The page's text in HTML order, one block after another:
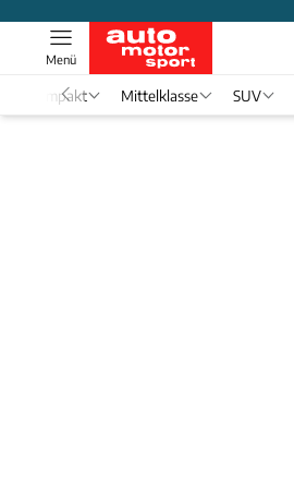
Menü
Kompakt Mittelklasse SUV